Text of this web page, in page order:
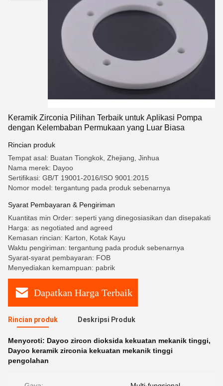
Keramik Zirconia Pilihan Terbaik untuk Aplikasi Pompa
dengan Kelembaban Permukaan yang Luar Biasa
Rincian produk
Tempat asal: Buatan Tiongkok, Zhejiang, Jinhua
Nama merek: Dayoo
Sertifikasi: GB/T 19001-2016/ISO 9001:2015
Nomor model: tergantung pada produk sebenarnya
Syarat Pembayaran & Pengiriman
Kuantitas min Order: seperti yang dinegosiasikan dan disepakati
Harga: as negotiated and agreed
Kemasan rincian: Karton, Kotak Kayu
Waktu pengiriman: tergantung pada produk sebenarnya
Syarat-syarat pembayaran: FOB
Menyediakan kemampuan: pabrik
Dapatkan Harga Terbaik
Rincian produk Deskripsi Produk
Menyoroti: Dayoo zircon dioksida kekuatan mekanik tinggi,
Dayoo keramik zirconia kekuatan mekanik tinggi
pengolahan